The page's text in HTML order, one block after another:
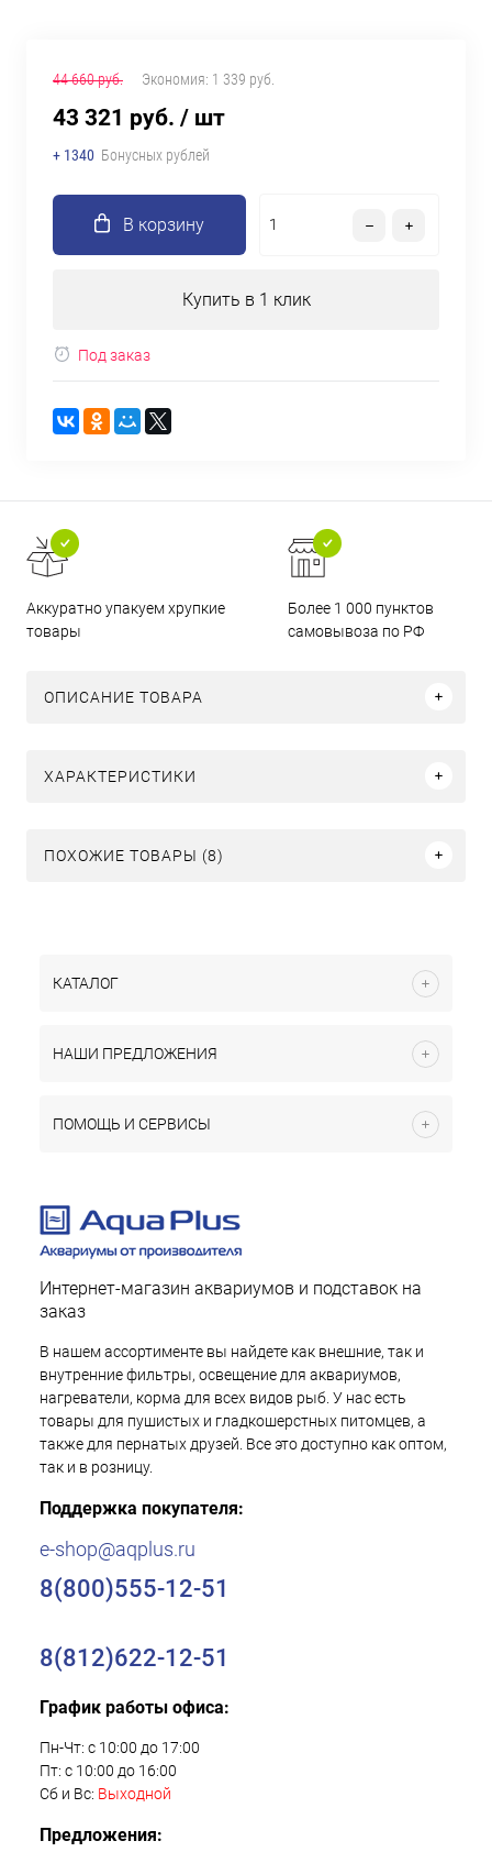
44 660 руб. Экономия: 1 339 руб.
43 321 руб. / шт
+ 1340 Бонусных рублей
В корзину
Купить в 1 клик
Под заказ
Аккуратно упакуем хрупкие
товары
Более 1 000 пунктов
самовывоза по РФ
ОПИСАНИЕ ТОВАРА
ХАРАКТЕРИСТИКИ
ПОХОЖИЕ ТОВАРЫ (8)
КАТАЛОГ
НАШИ ПРЕДЛОЖЕНИЯ
ПОМОЩЬ И СЕРВИСЫ
Интернет-магазин аквариумов и подставок на
заказ
В нашем ассортименте вы найдете как внешние, так и
внутренние фильтры, освещение для аквариумов,
нагреватели, корма для всех видов рыб. У нас есть
товары для пушистых и гладкошерстных питомцев, а
также для пернатых друзей. Все это доступно как оптом,
так и в розницу.
Поддержка покупателя:
e-shop@aqplus.ru
8(800)555-12-51
8(812)622-12-51
График работы офиса:
Пн-Чт: с 10:00 до 17:00
Пт: с 10:00 до 16:00
Сб и Вс: Выходной
Предложения: